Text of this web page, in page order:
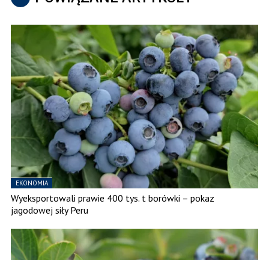
EKONOMIA
Wyeksportowali prawie 400 tys. t borówki – pokaz
jagodowej siły Peru